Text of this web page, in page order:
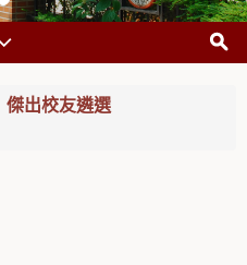
傑出校友遴選